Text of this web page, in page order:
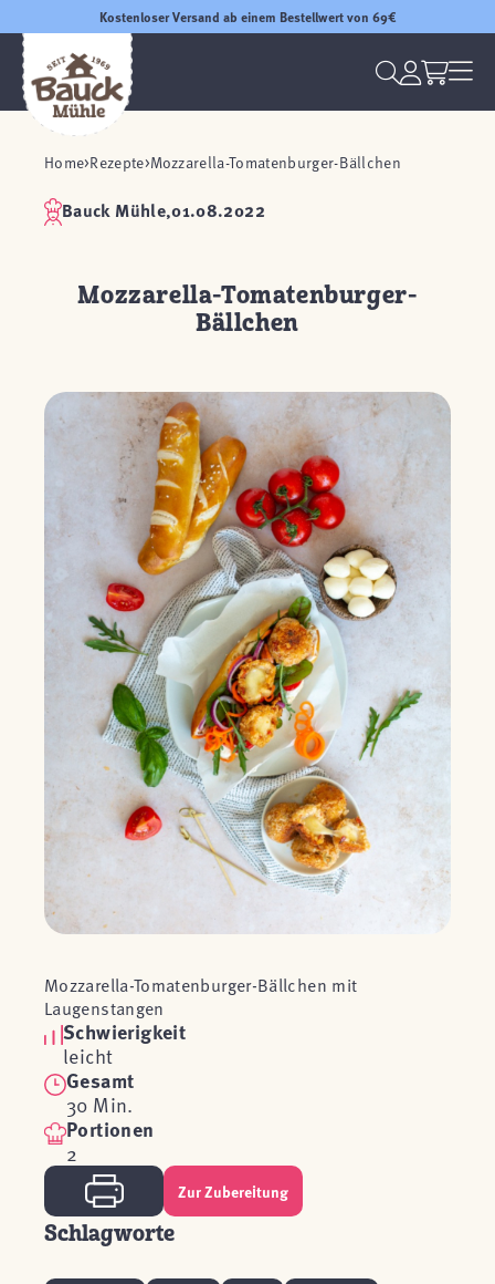
Kostenloser Versand ab einem Bestellwert von 69€
Home Rezepte Mozzarella-Tomatenburger-Bällchen
Bauck Mühle,01.08.2022
Mozzarella-Tomatenburger-
Bällchen
Mozzarella-Tomatenburger-Bällchen mit
Laugenstangen
Schwierigkeit
leicht
Gesamt
30 Min.
Portionen
2
Zur Zubereitung
Schlagworte